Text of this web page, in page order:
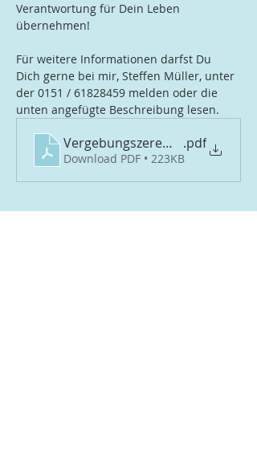
Verantwortung für Dein Leben
übernehmen!
Für weitere Informationen darfst Du
Dich gerne bei mir, Steffen Müller, unter
der 0151 / 61828459 melden oder die
unten angefügte Beschreibung lesen.
Vergebungszeremonie
.pdf
Download PDF • 223KB
Weiterlesen >